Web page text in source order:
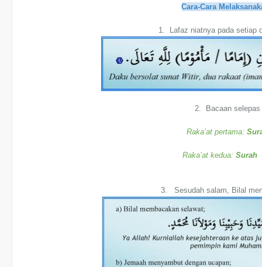
Cara-Cara
1. Lafaz niatnya pada setiap
2. Bacaan selepas
Raka’at pertama:
Raka’at kedua: Surah
3. Sesudah salam, Bilal